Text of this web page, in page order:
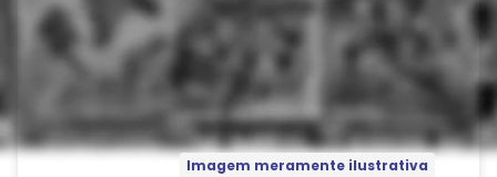
Imagem meramente ilustrativa